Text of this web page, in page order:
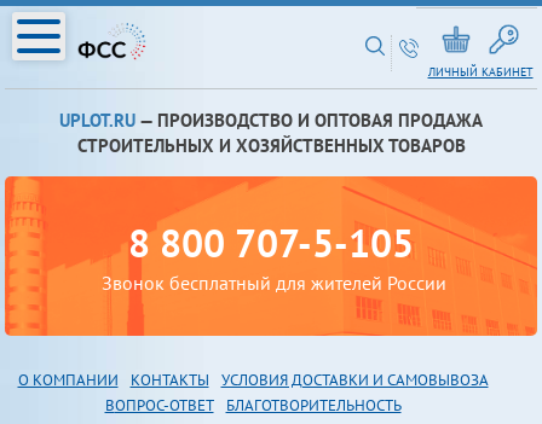
ЛИЧНЫЙ КАБИНЕТ
UPLOT.RU — ПРОИЗВОДСТВО И ОПТОВАЯ ПРОДАЖА
СТРОИТЕЛЬНЫХ И ХОЗЯЙСТВЕННЫХ ТОВАРОВ
8 800 707-5-105
Звонок бесплатный для жителей России
О КОМПАНИИ КОНТАКТЫ
УСЛОВИЯ ДОСТАВКИ И САМОВЫВОЗА
ВОПРОС-ОТВЕТ
БЛАГОТВОРИТЕЛЬНОСТЬ